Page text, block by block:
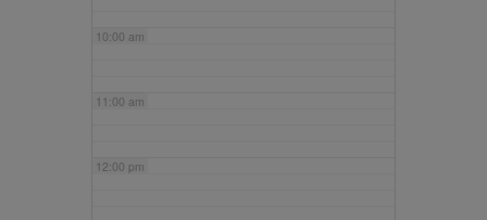
10:00 am
11:00 am
12:00 pm